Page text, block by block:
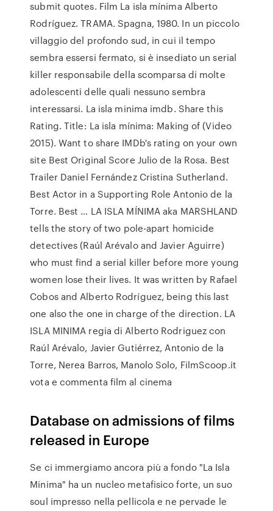
submit quotes. Film La isla mínima Alberto
Rodríguez. TRAMA. Spagna, 1980. In un piccolo
villaggio del profondo sud, in cui il tempo
sembra essersi fermato, si è insediato un serial
killer responsabile della scomparsa di molte
adolescenti delle quali nessuno sembra
interessarsi. La isla minima imdb. Share this
Rating. Title: La isla mínima: Making of (Video
2015). Want to share IMDb's rating on your own
site Best Original Score Julio de la Rosa. Best
Trailer Daniel Fernández Cristina Sutherland.
Best Actor in a Supporting Role Antonio de la
Torre. Best … LA ISLA MÍNIMA aka MARSHLAND
tells the story of two pole-apart homicide
detectives (Raúl Arévalo and Javier Aguirre)
who must find a serial killer before more young
women lose their lives. It was written by Rafael
Cobos and Alberto Rodríguez, being this last
one also the one in charge of the direction. LA
ISLA MINIMA regia di Alberto Rodriguez con
Raúl Arévalo, Javier Gutiérrez, Antonio de la
Torre, Nerea Barros, Manolo Solo, FilmScoop.it
vota e commenta film al cinema
Database on admissions of films
released in Europe
Se ci immergiamo ancora più a fondo "La Isla
Minima" ha un nucleo metafisico forte, un suo
soul impresso nella pellicola e ne pervade le